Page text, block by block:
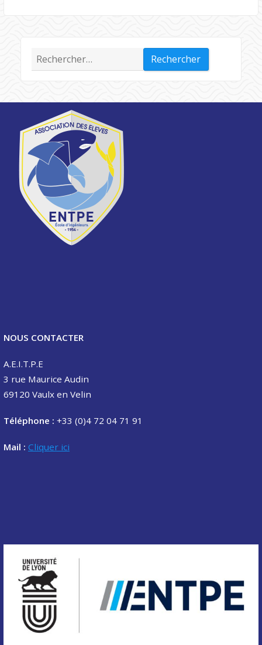
Rechercher :
NOUS CONTACTER
A.E.I.T.P.E
3 rue Maurice Audin
69120 Vaulx en Velin
Téléphone : +33 (0)4 72 04 71 91
Mail : Cliquer ici